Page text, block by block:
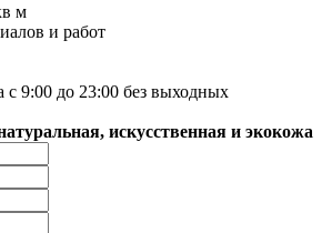
м
и работ
9:00 до 23:00 без выходных
искусственная и экокожа